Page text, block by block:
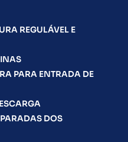
REGULÁVEL E
PARA ENTRADA DE
DOS